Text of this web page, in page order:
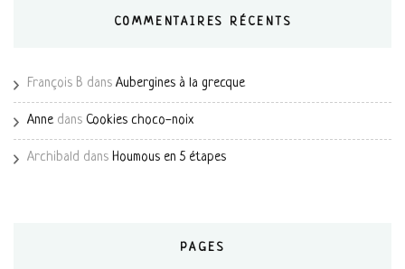
COMMENTAIRES RÉCENTS
François B dans Aubergines à la grecque
Anne dans Cookies choco-noix
Archibald dans Houmous en 5 étapes
PAGES